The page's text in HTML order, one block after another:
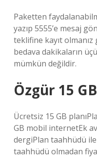
Paketten
yazıp 5555’e mesaj
teklifine kayıt
bedava dakikaların
mümkün değildir.
Özgür 15
Ücretsiz 15 GB
GB mobil internetEk
dergiPlan taahhüdü
taahhüdü olmadan